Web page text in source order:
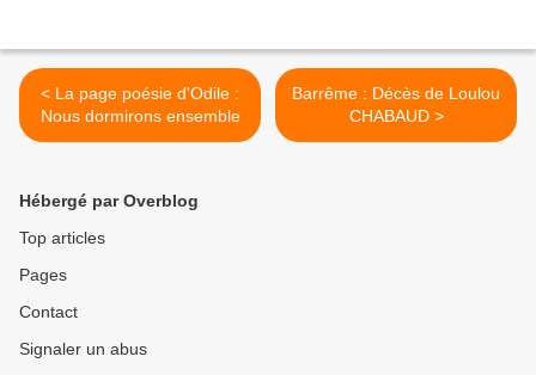
< La page poésie d'Odile :
Nous dormirons ensemble
Barrême : Décès de Loulou
CHABAUD >
Hébergé par Overblog
Top articles
Pages
Contact
Signaler un abus